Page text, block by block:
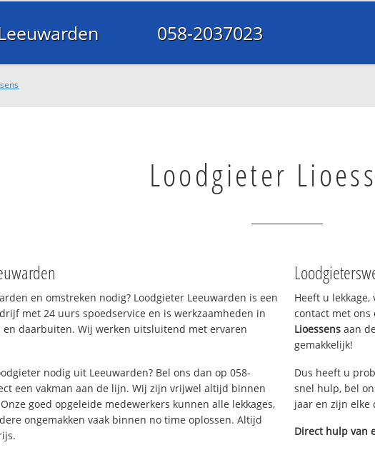
058-2037023
Loodgieter
en omstreken nodig? Loodgieter Leeuwarden is een
met 24 uurs spoedservice en is werkzaamheden in
en daarbuiten. Wij werken uitsluitend met ervaren
nodig uit Leeuwarden? Bel ons dan op 058-
een vakman aan de lijn. Wij zijn vrijwel altijd binnen
goed opgeleide medewerkers kunnen alle lekkages,
ongemakken vaak binnen no time oplossen. Altijd
Heeft u
contact met ons
Lioessens aan
gemakkelijk!
Dus heeft u
snel hulp, bel
jaar en zijn
Direct hulp van